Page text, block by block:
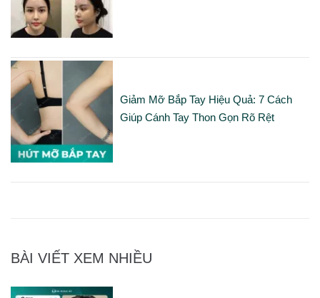
Giảm Mỡ Bắp Tay Hiệu Quả: 7 Cách
Giúp Cánh Tay Thon Gọn Rõ Rệt
BÀI VIẾT XEM NHIỀU